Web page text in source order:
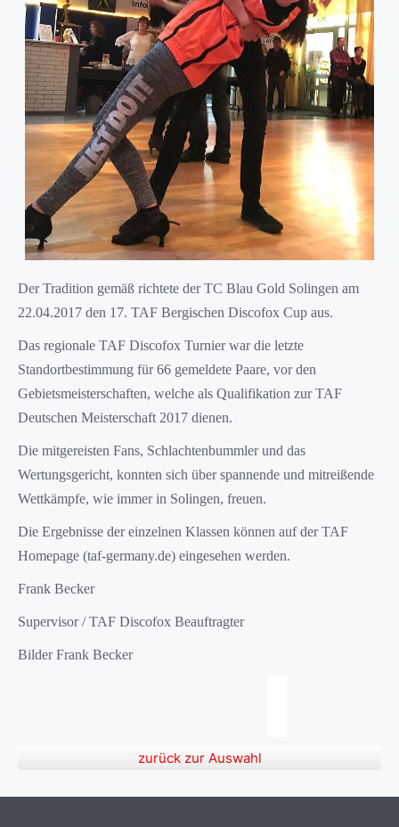
Der Tradition gemäß richtete der TC Blau Gold Solingen am
22.04.2017 den 17. TAF Bergischen Discofox Cup aus.
Das regionale TAF Discofox Turnier war die letzte
Standortbestimmung für 66 gemeldete Paare, vor den
Gebietsmeisterschaften, welche als Qualifikation zur TAF
Deutschen Meisterschaft 2017 dienen.
Die mitgereisten Fans, Schlachtenbummler und das
Wertungsgericht, konnten sich über spannende und mitreißende
Wettkämpfe, wie immer in Solingen, freuen.
Die Ergebnisse der einzelnen Klassen können auf der TAF
Homepage (taf-germany.de) eingesehen werden.
Frank Becker
Supervisor / TAF Discofox Beauftragter
Bilder Frank Becker
zurück zur Auswahl